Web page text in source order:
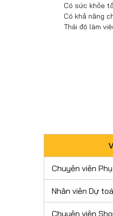
Có sức khỏe
Có khả năng
Thái độ làm
Chuyên viên
Nhân viên Dự
Chuyên viên